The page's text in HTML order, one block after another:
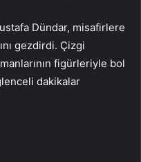
Dündar, misafirlere
gezdirdi. Çizgi
figürleriyle bol
dakikalar